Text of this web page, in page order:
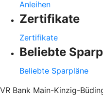
Anleihen
Zertifikate
Zertifikate
Beliebte
Beliebte Sparpläne
VR Bank Main-Kinzig-